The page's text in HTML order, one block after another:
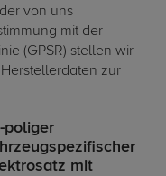
von uns
mit der
(GPSR) stellen wir
zur
poliger
mit